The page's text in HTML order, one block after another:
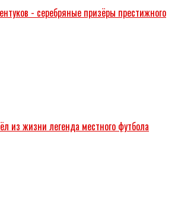
- серебряные призёры престижного
из жизни легенда местного футбола